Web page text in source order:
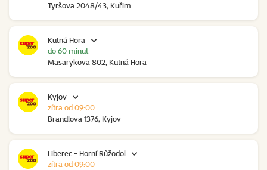
Tyršova 2048/43, Kuřim
Kutná Hora
Masarykova 802, Kutná Hora
do 60 minut
Kyjov
Brandlova 1376, Kyjov
zítra od 09:00
Liberec - Horní Růžodol
zítra od 09:00